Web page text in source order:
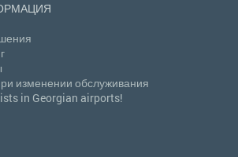
изменении обслуживания
in Georgian airports!